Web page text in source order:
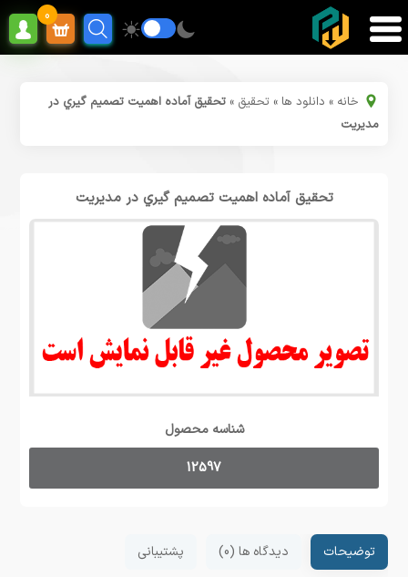
0
خانه » دانلود ها » تحقیق »تحقیق آماده اهمیت تصمیم گیري در
مدیریت
تحقیق آماده اهمیت تصمیم گیري در مدیریت
شناسه محصول
12597
توضیحات دیدگاه ها (0) پشتیبانی